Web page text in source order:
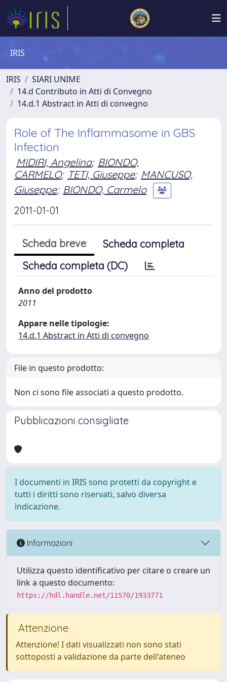
IRIS
IRIS
SIARI UNIME
14.d Contributo in Atti di Convegno
14.d.1 Abstract in Atti di convegno
Role of The Inflammasome in GBS
Infection
MIDIRI, Angelina; BIONDO,
CARMELO; TETI, Giuseppe; MANCUSO,
Giuseppe; BIONDO, Carmelo
2011-01-01
Scheda breve
Scheda completa
Scheda completa (DC)
Anno del prodotto
2011
Appare nelle tipologie:
14.d.1 Abstract in Atti di convegno
File in questo prodotto:
Non ci sono file associati a questo prodotto.
Pubblicazioni consigliate
I documenti in IRIS sono protetti da copyright e
tutti i diritti sono riservati, salvo diversa
indicazione.
Informazioni
Utilizza questo identificativo per citare o creare un
link a questo documento:
https://hdl.handle.net/11570/1933771
Attenzione
Attenzione! I dati visualizzati non sono stati
sottoposti a validazione da parte dell'ateneo